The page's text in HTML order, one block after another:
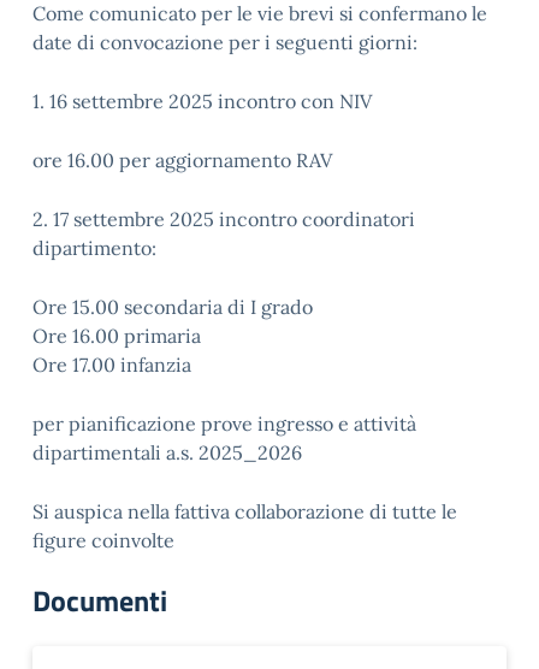
Come comunicato per le vie brevi si confermano le
date di convocazione per i seguenti giorni:
1. 16 settembre 2025 incontro con NIV
ore 16.00 per aggiornamento RAV
2. 17 settembre 2025 incontro coordinatori
dipartimento:
Ore 15.00 secondaria di I grado
Ore 16.00 primaria
Ore 17.00 infanzia
per pianificazione prove ingresso e attività
dipartimentali a.s. 2025_2026
Si auspica nella fattiva collaborazione di tutte le
figure coinvolte
Documenti